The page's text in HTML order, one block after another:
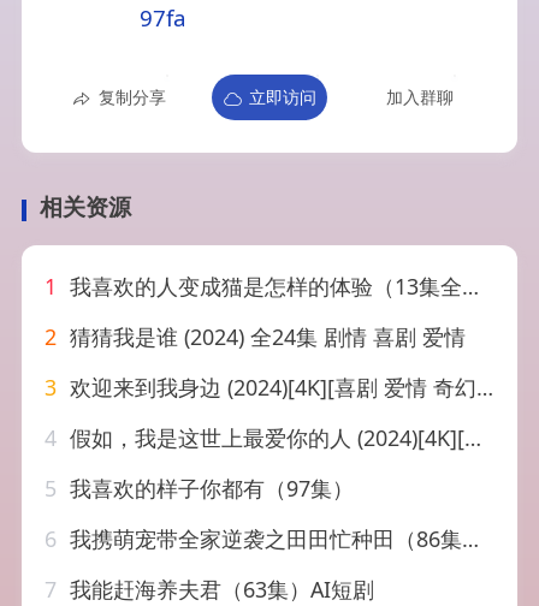
97fa
复制分享 立即访问 加入群聊
相关资源
1 我喜欢的人变成猫是怎样的体验（13集全）王嘉懋＆象韵洁
2 猜猜我是谁 (2024) 全24集 剧情 喜剧 爱情
3 欢迎来到我身边 (2024)[4K][喜剧 爱情 奇幻][于适 王影璐]
4 假如，我是这世上最爱你的人 (2024)[4K][剧情 喜剧][佟丽娅 黄明昊 李宗恒 刘丹]
5 我喜欢的样子你都有（97集）
6 我携萌宠带全家逆袭之田田忙种田（86集）AI短剧
7 我能赶海养夫君（63集）AI短剧